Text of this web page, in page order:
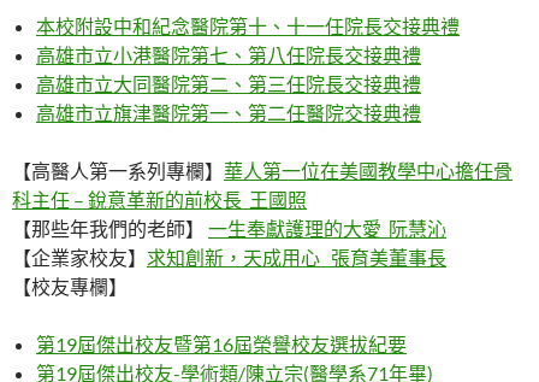
本校附設中和紀念醫院第十、十一任院長交接典禮
高雄市立小港醫院第七、第八任院長交接典禮
高雄市立大同醫院第二、第三任院長交接典禮
高雄市立旗津醫院第一、第二任醫院交接典禮
【高醫人第一系列專欄】 華人第一位在美國教學中心擔任骨
科主任 – 銳意革新的前校長 王國照
【那些年我們的老師】 一生奉獻護理的大愛 阮慧沁
【企業家校友】 求知創新，天成用心 張育美董事長
【校友專欄】
第19屆傑出校友暨第16屆榮譽校友選拔紀要
第19屆傑出校友-學術類/陳立宗(醫學系71年畢)